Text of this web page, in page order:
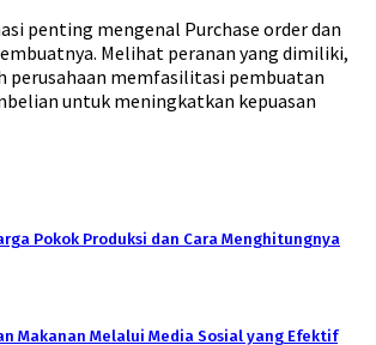
penting mengenal Purchase order dan
Melihat peranan yang dimiliki,
perusahaan memfasilitasi pembuatan
untuk meningkatkan kepuasan
Pokok Produksi dan Cara Menghitungnya
Makanan Melalui Media Sosial yang Efektif